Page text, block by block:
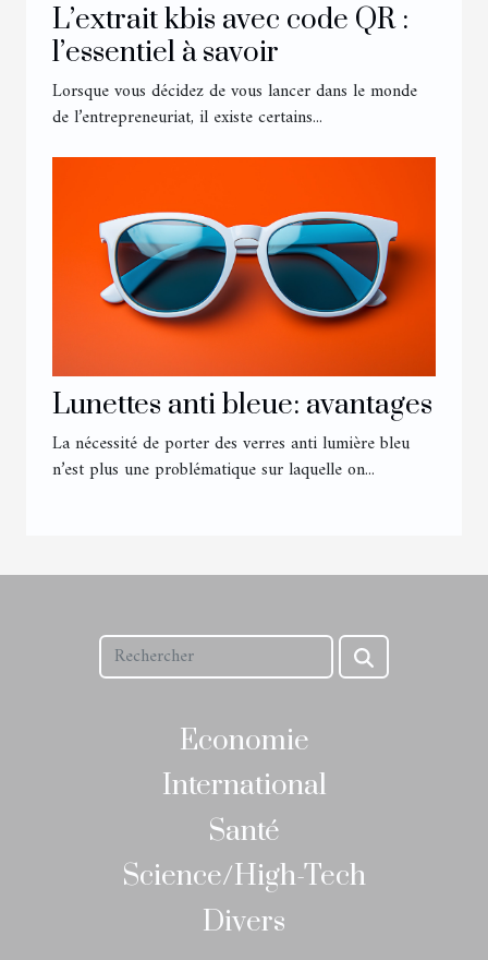
L’extrait kbis avec code QR :
l’essentiel à savoir
Lorsque vous décidez de vous lancer dans le monde
de l’entrepreneuriat, il existe certains...
Lunettes anti bleue: avantages
La nécessité de porter des verres anti lumière bleu
n’est plus une problématique sur laquelle on...
Economie
International
Santé
Science/High-Tech
Divers